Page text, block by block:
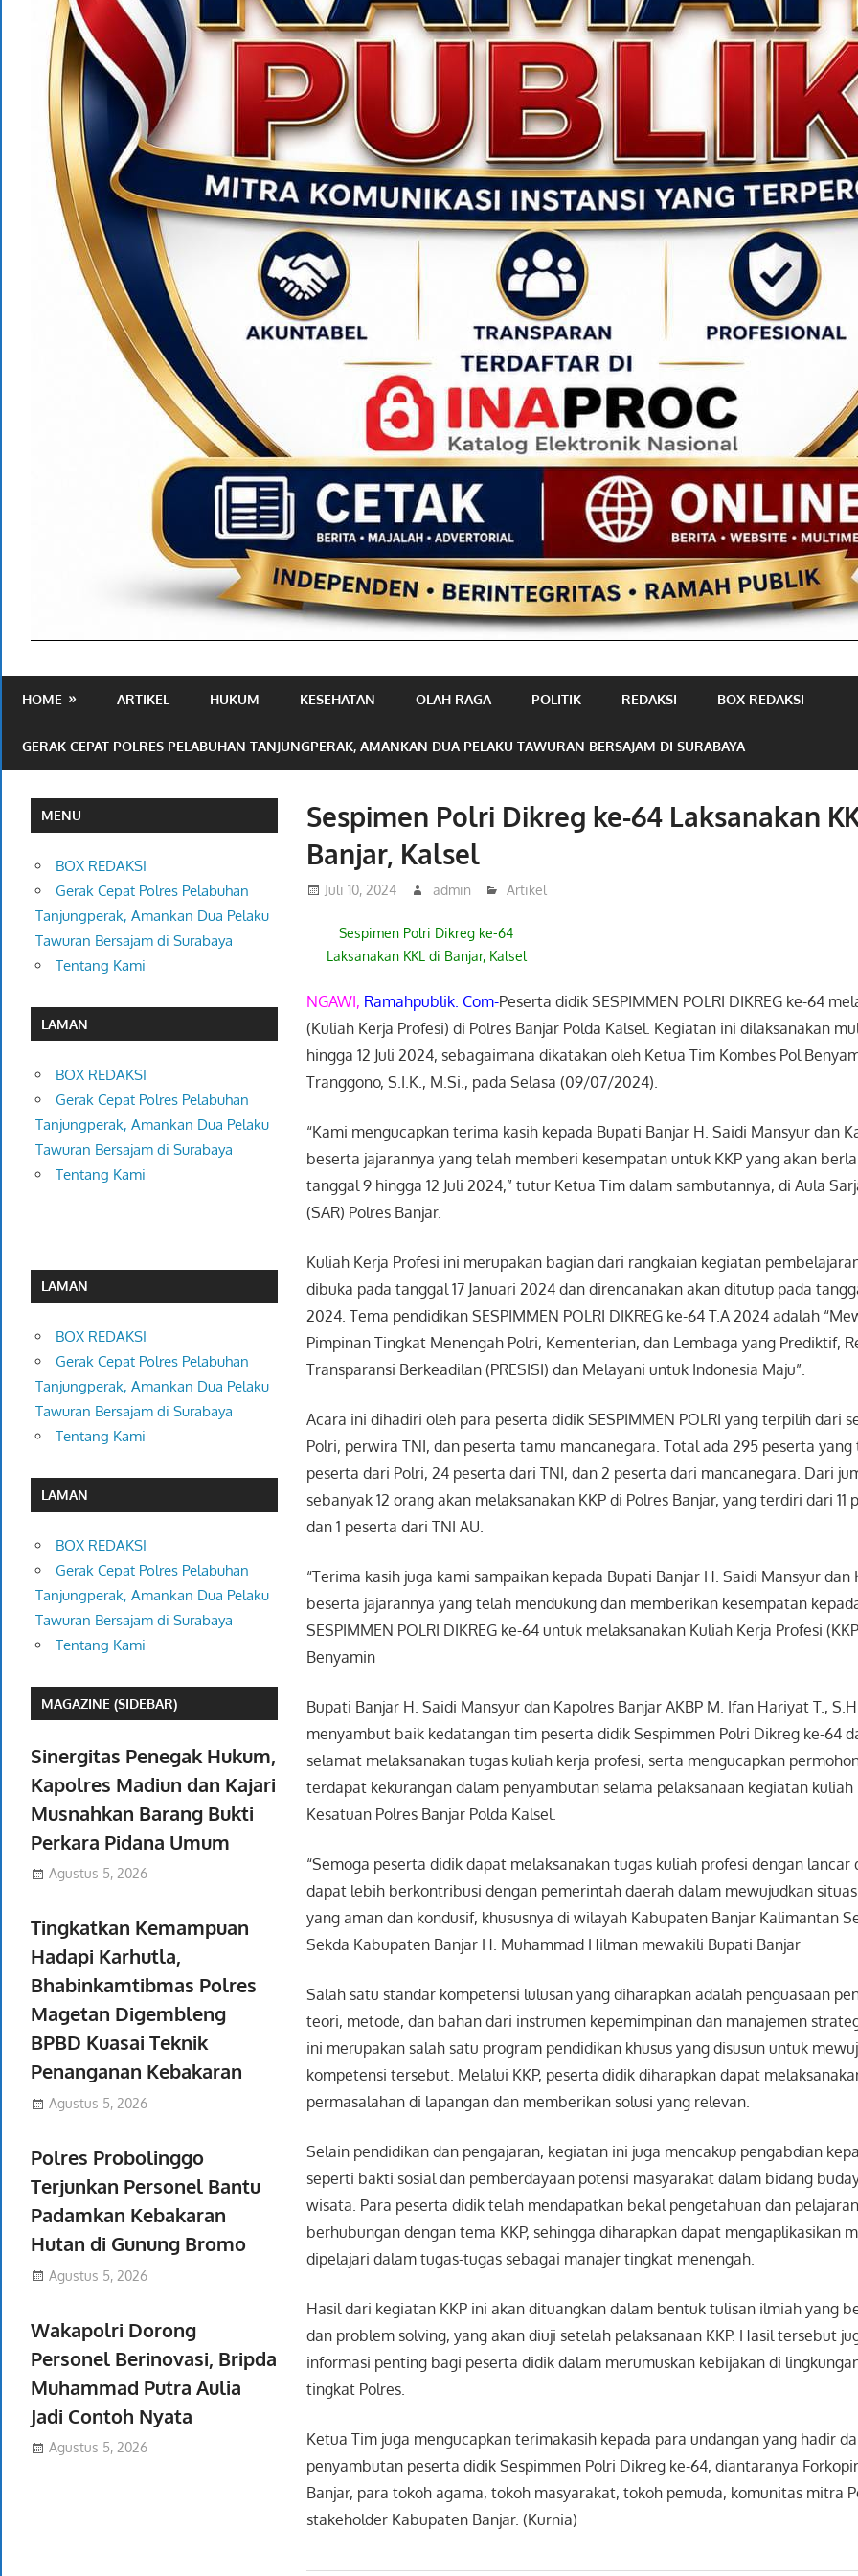
Publik
HOME ARTIKEL HUKUM KESEHATAN OLAH RAGA POLITIK REDAKSI BOX REDAKSI
GERAK CEPAT POLRES PELABUHAN TANJUNGPERAK, AMANKAN DUA PELAKU TAWURAN BERSAJAM DI SURABAYA
Sespimen Polri Dikreg ke-64 Laksanakan
Banjar, Kalsel
Juli 10, 2024 admin Artikel
Sespimen Polri Dikreg ke-64
Laksanakan KKL di Banjar, Kalsel
NGAWI, Ramahpublik. Com-Peserta didik SESPIMMEN POLRI DIKREG ke-64
(Kuliah Kerja Profesi) di Polres Banjar Polda Kalsel. Kegiatan ini dilaksanakan
hingga 12 Juli 2024, sebagaimana dikatakan oleh Ketua Tim Kombes Pol
Tranggono, S.I.K., M.Si., pada Selasa (09/07/2024).
“Kami mengucapkan terima kasih kepada Bupati Banjar H. Saidi Mansyur dan
beserta jajarannya yang telah memberi kesempatan untuk KKP yang akan
tanggal 9 hingga 12 Juli 2024,” tutur Ketua Tim dalam sambutannya, di Aula
(SAR) Polres Banjar.
Kuliah Kerja Profesi ini merupakan bagian dari rangkaian kegiatan
dibuka pada tanggal 17 Januari 2024 dan direncanakan akan ditutup pada
2024. Tema pendidikan SESPIMMEN POLRI DIKREG ke-64 T.A 2024 adalah
Pimpinan Tingkat Menengah Polri, Kementerian, dan Lembaga yang Prediktif,
Transparansi Berkeadilan (PRESISI) dan Melayani untuk Indonesia Maju”.
Acara ini dihadiri oleh para peserta didik SESPIMMEN POLRI yang terpilih dari
Polri, perwira TNI, dan peserta tamu mancanegara. Total ada 295 peserta
peserta dari Polri, 24 peserta dari TNI, dan 2 peserta dari mancanegara. Dari
sebanyak 12 orang akan melaksanakan KKP di Polres Banjar, yang terdiri dari 11
dan 1 peserta dari TNI AU.
“Terima kasih juga kami sampaikan kepada Bupati Banjar H. Saidi Mansyur dan
beserta jajarannya yang telah mendukung dan memberikan kesempatan
SESPIMMEN POLRI DIKREG ke-64 untuk melaksanakan Kuliah Kerja Profesi
Benyamin
Bupati Banjar H. Saidi Mansyur dan Kapolres Banjar AKBP M. Ifan Hariyat T.,
menyambut baik kedatangan tim peserta didik Sespimmen Polri Dikreg ke-64
selamat melaksanakan tugas kuliah kerja profesi, serta mengucapkan
terdapat kekurangan dalam penyambutan selama pelaksanaan kegiatan kuliah
Kesatuan Polres Banjar Polda Kalsel.
“Semoga peserta didik dapat melaksanakan tugas kuliah profesi dengan lancar
dapat lebih berkontribusi dengan pemerintah daerah dalam mewujudkan
yang aman dan kondusif, khususnya di wilayah Kabupaten Banjar Kalimantan
Sekda Kabupaten Banjar H. Muhammad Hilman mewakili Bupati Banjar
Salah satu standar kompetensi lulusan yang diharapkan adalah penguasaan
teori, metode, dan bahan dari instrumen kepemimpinan dan manajemen
ini merupakan salah satu program pendidikan khusus yang disusun untuk
kompetensi tersebut. Melalui KKP, peserta didik diharapkan dapat
permasalahan di lapangan dan memberikan solusi yang relevan.
Selain pendidikan dan pengajaran, kegiatan ini juga mencakup pengabdian
seperti bakti sosial dan pemberdayaan potensi masyarakat dalam bidang
wisata. Para peserta didik telah mendapatkan bekal pengetahuan dan
berhubungan dengan tema KKP, sehingga diharapkan dapat mengaplikasikan
dipelajari dalam tugas-tugas sebagai manajer tingkat menengah.
Hasil dari kegiatan KKP ini akan dituangkan dalam bentuk tulisan ilmiah yang
dan problem solving, yang akan diuji setelah pelaksanaan KKP. Hasil tersebut
informasi penting bagi peserta didik dalam merumuskan kebijakan di
tingkat Polres.
Ketua Tim juga mengucapkan terimakasih kepada para undangan yang hadir
penyambutan peserta didik Sespimmen Polri Dikreg ke-64, diantaranya
Banjar, para tokoh agama, tokoh masyarakat, tokoh pemuda, komunitas mitra
stakeholder Kabupaten Banjar. (Kurnia)
MENU
BOX REDAKSI
Gerak Cepat Polres Pelabuhan
Tanjungperak, Amankan Dua Pelaku
Tawuran Bersajam di Surabaya
Tentang Kami
LAMAN
BOX REDAKSI
Gerak Cepat Polres Pelabuhan
Tanjungperak, Amankan Dua Pelaku
Tawuran Bersajam di Surabaya
Tentang Kami
LAMAN
BOX REDAKSI
Gerak Cepat Polres Pelabuhan
Tanjungperak, Amankan Dua Pelaku
Tawuran Bersajam di Surabaya
Tentang Kami
LAMAN
BOX REDAKSI
Gerak Cepat Polres Pelabuhan
Tanjungperak, Amankan Dua Pelaku
Tawuran Bersajam di Surabaya
Tentang Kami
MAGAZINE (SIDEBAR)
Sinergitas Penegak Hukum,
Kapolres Madiun dan Kajari
Musnahkan Barang Bukti
Perkara Pidana Umum
Agustus 5, 2026
Tingkatkan Kemampuan
Hadapi Karhutla,
Bhabinkamtibmas Polres
Magetan Digembleng
BPBD Kuasai Teknik
Penanganan Kebakaran
Agustus 5, 2026
Polres Probolinggo
Terjunkan Personel Bantu
Padamkan Kebakaran
Hutan di Gunung Bromo
Agustus 5, 2026
Wakapolri Dorong
Personel Berinovasi, Bripda
Muhammad Putra Aulia
Jadi Contoh Nyata
Agustus 5, 2026